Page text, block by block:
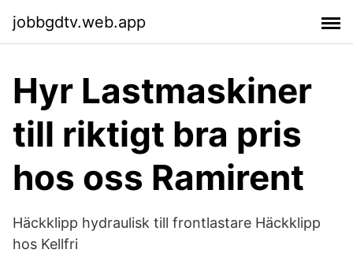
jobbgdtv.web.app
Hyr Lastmaskiner
till riktigt bra pris
hos oss Ramirent
Häckklipp hydraulisk till frontlastare Häckklipp
hos Kellfri